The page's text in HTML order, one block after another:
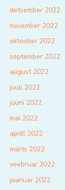
detsember 2022
november 2022
oktoober 2022
september 2022
august 2022
juuli 2022
juuni 2022
mai 2022
aprill 2022
märts 2022
veebruar 2022
jaanuar 2022